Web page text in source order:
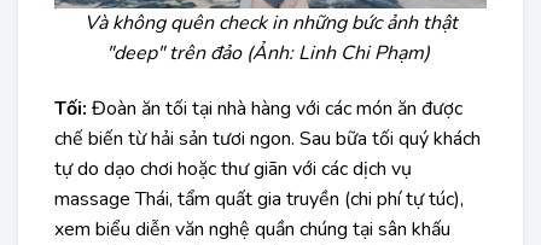
Và không quên check in những bức ảnh thật
"deep" trên đảo (Ảnh: Linh Chi Phạm)
Tối: Đoàn ăn tối tại nhà hàng với các món ăn được
chế biến từ hải sản tươi ngon. Sau bữa tối quý khách
tự do dạo chơi hoặc thư giãn với các dịch vụ
massage Thái, tẩm quất gia truyền (chi phí tự túc),
xem biểu diễn văn nghệ quần chúng tại sân khấu